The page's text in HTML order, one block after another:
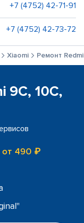
+7 (4752) 42-71-91
+7 (4752) 42-73-72
Xiaomi Ремонт
9C, 10C,
от 490 ₽